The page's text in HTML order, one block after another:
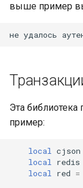
выше пример
Эта
пример:
local cjson
local
redis
local
red =